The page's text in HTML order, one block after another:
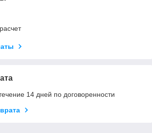
14 дней по договоренности